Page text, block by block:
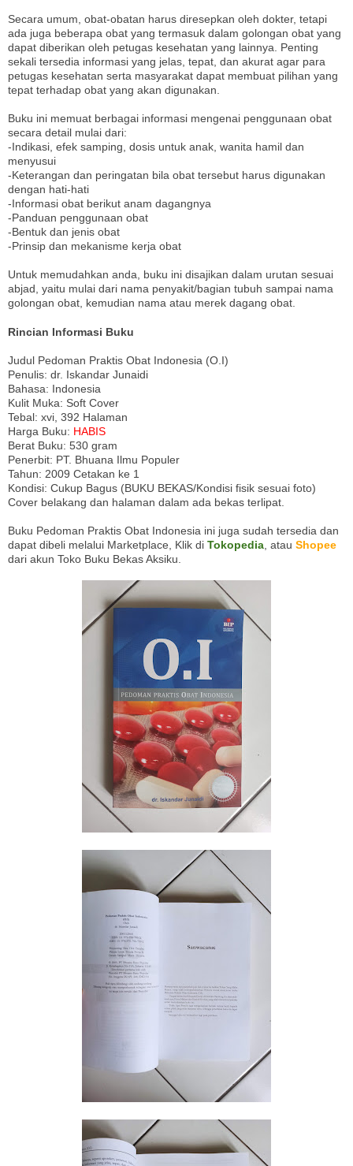
Secara umum, obat-obatan harus diresepkan oleh dokter, tetapi
ada juga beberapa obat yang termasuk dalam golongan obat yang
dapat diberikan oleh petugas kesehatan yang lainnya. Penting
sekali tersedia informasi yang jelas, tepat, dan akurat agar para
petugas kesehatan serta masyarakat dapat membuat pilihan yang
tepat terhadap obat yang akan digunakan.
Buku ini memuat berbagai informasi mengenai penggunaan obat
secara detail mulai dari:
-Indikasi, efek samping, dosis untuk anak, wanita hamil dan
menyusui
-Keterangan dan peringatan bila obat tersebut harus digunakan
dengan hati-hati
-Informasi obat berikut anam dagangnya
-Panduan penggunaan obat
-Bentuk dan jenis obat
-Prinsip dan mekanisme kerja obat
Untuk memudahkan anda, buku ini disajikan dalam urutan sesuai
abjad, yaitu mulai dari nama penyakit/bagian tubuh sampai nama
golongan obat, kemudian nama atau merek dagang obat.
Rincian Informasi Buku
Judul Pedoman Praktis Obat Indonesia (O.I)
Penulis: dr. Iskandar Junaidi
Bahasa: Indonesia
Kulit Muka: Soft Cover
Tebal: xvi, 392 Halaman
Harga Buku: HABIS
Berat Buku: 530 gram
Penerbit: PT. Bhuana Ilmu Populer
Tahun: 2009 Cetakan ke 1
Kondisi: Cukup Bagus (BUKU BEKAS/Kondisi fisik sesuai foto)
Cover belakang dan halaman dalam ada bekas terlipat.
Buku Pedoman Praktis Obat Indonesia ini juga sudah tersedia dan
dapat dibeli melalui Marketplace, Klik di Tokopedia, atau Shopee
dari akun Toko Buku Bekas Aksiku.